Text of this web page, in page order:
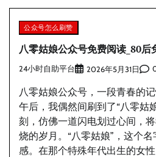
公众号怎么刷赞
八零姑娘公众号免费阅读_80后
24小时自助平台 2026年5月31日
八零姑娘公众号，一段青春的
午后，我偶然间刷到了“八零姑
刻，仿佛一道闪电划过心间，
烧的岁月。“八零姑娘”，这个
感。在那个特殊年代出生的女